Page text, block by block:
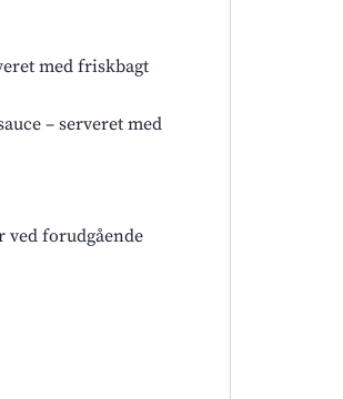
med friskbagt
– serveret med
ved forudgående